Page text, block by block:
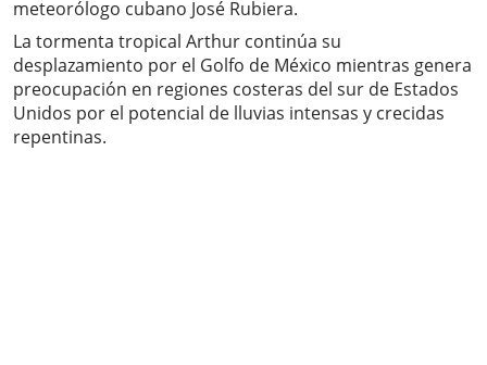
meteorólogo cubano José Rubiera.
La tormenta tropical Arthur continúa su
desplazamiento por el Golfo de México mientras genera
preocupación en regiones costeras del sur de Estados
Unidos por el potencial de lluvias intensas y crecidas
repentinas.